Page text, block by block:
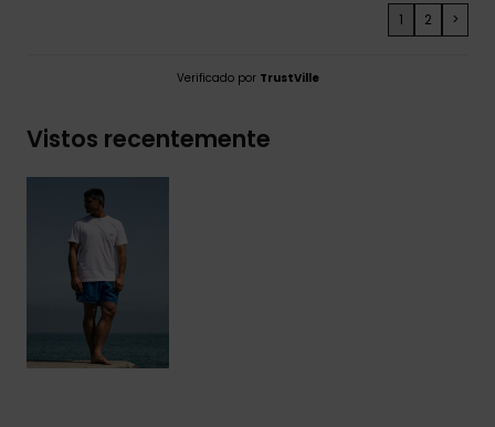
1 2 >
Verificado por TrustVille
Vistos recentemente